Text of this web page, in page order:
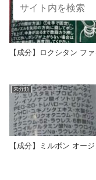
【成分】ロクシタン フ
未分類
【成分】ミルボン オー